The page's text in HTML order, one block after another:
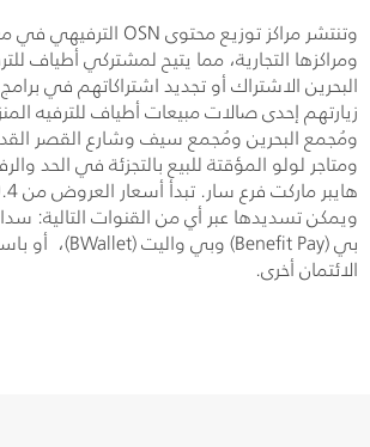
وتنتشر مراكز توزيع محتوىOSNالترفيهي في
ومراكزها التجارية، مما يتيح لمشتركي أطياف
البحرين الاشتراك أو تجديد اشتراكاتهم في برامج
زيارتهم إحدى صالات مبيعات أطياف للترفيه
ومُجمع البحرين ومُجمع سيف وشارع القصر
ومتاجر لولو المؤقتة للبيع بالتجزئة في الحد
ويمكن تسديدها عبر أي من القنوات التالية:
بي (Benefit Pay) وبي واليت (BWallet)، أو
الائتمان أخرى.